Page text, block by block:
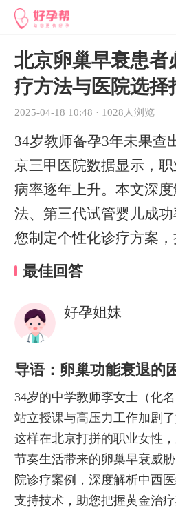
北京卵巢早衰患者
疗方法与医院选择
2025-04-18 10:48 · 1028人浏览
34岁教师备孕3年未果查
京三甲医院数据显示，
病率逐年上升。本文深
法、第三代试管婴儿成
您制定个性化诊疗方案，
最佳回答
好孕姐妹
导语：卵巢功能衰退的
34岁的中学教师李女士（化
站立授课与高压力工作加剧
这样在北京打拼的职业女性
节奏生活带来的卵巢早衰威
院诊疗案例，深度解析中西
支持技术，助您把握黄金治疗